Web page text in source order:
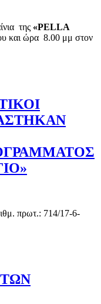
της «PELLA
και ώρα 8.00 μμ στον
πρωτ.: 714/17-6-
«ΕΘΝΙΚΟ